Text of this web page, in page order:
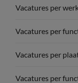
Vacatures per
Vacatures per
Vacatures per
Vacatures per